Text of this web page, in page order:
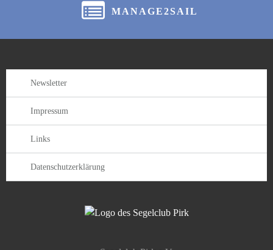
MANAGE2SAIL
Newsletter
Impressum
Links
Datenschutzerklärung